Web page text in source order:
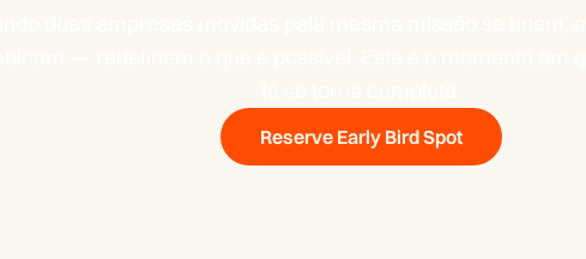
Reserve Early Bird Spot